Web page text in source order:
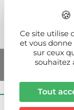
Ce site utilise
et vous
sur ceux
souhaitez
Tout